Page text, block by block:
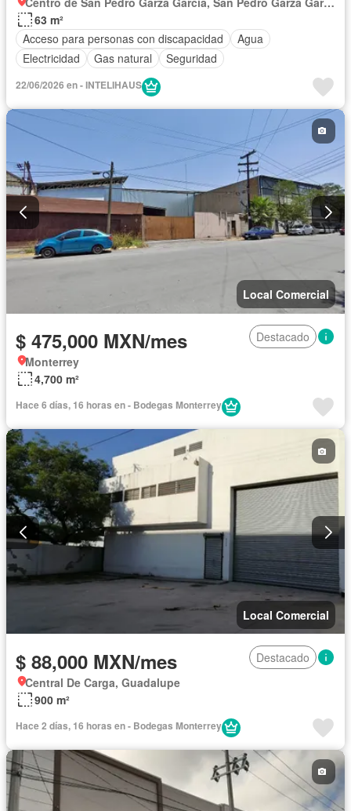
63 m²
Acceso para personas con discapacidad
Agua
Electricidad
Gas natural Seguridad
22/06/2026 en - INTELIHAUS
Local Comercial
$ 475,000 MXN/mes
Destacado
Monterrey
4,700 m²
Hace 6 días, 16 horas en - Bodegas Monterrey
Local Comercial
$ 88,000 MXN/mes
Destacado
Central De Carga, Guadalupe
900 m²
Hace 2 días, 16 horas en - Bodegas Monterrey